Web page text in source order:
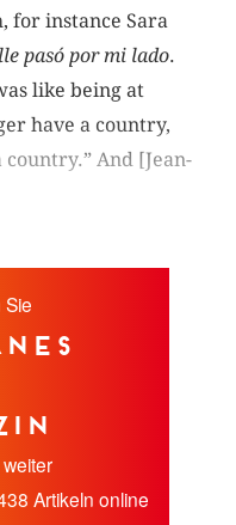
for instance Sara
pasó por mi lado.
like being at
have a country,
And [Jean-
Artikeln online